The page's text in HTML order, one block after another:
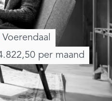
Voerendaal
per maand